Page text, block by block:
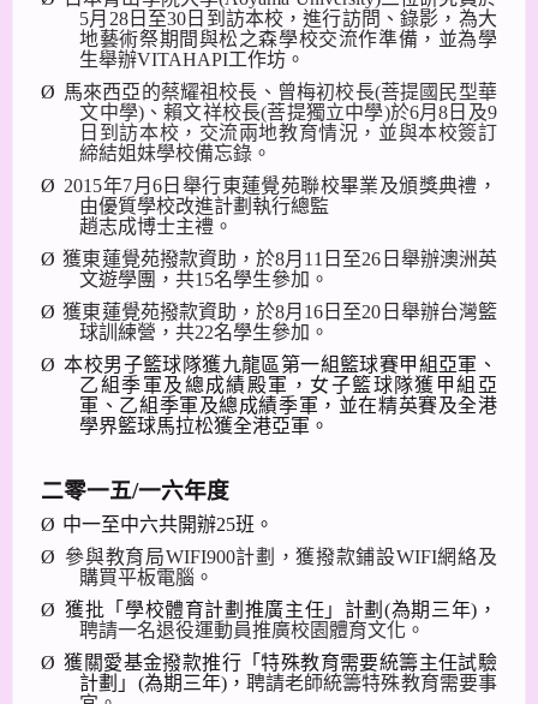
5月 28日至30 日到訪本校，進行訪問、錄影，為大
地藝術祭期間與松之森學校交流作準備，並為學
生舉辦VITAHAPI工作坊。
Ø 馬來西亞的蔡耀祖校長、 曾梅初校長(菩提國民型華
文中學)、賴文祥校長(菩提獨立中學)於6月8 日及9
日到訪本校，交流兩地教育情況，並與本校簽訂
締結姐妹學校備忘錄。
Ø 2015年7月6 日舉行東蓮覺苑聯校畢業及頒獎典禮，
由優質學校改進計劃執行總監
趙志成博士主禮。
Ø 獲東蓮覺苑撥款資助，於8月 11 日至26 日舉辦澳洲英
文遊學團，共15名學生參加。
Ø 獲東蓮覺苑撥款資助，於8月 16 日至20 日舉辦台灣籃
球訓練營，共22名學生參加。
Ø 本校男子籃球隊獲九龍區第一組籃球賽甲組亞軍、
乙組季軍及總成績殿軍，女子籃球隊獲甲組亞
軍、乙組季軍及總成績季軍，並在精英賽及全港
學界籃球馬拉松獲全港亞軍。
二零一五/一六年度
Ø 中一至中六共開辦25班。
Ø 參與教育局WIFI900計劃，獲撥款鋪設WIFI網絡及
購買平板電腦。
Ø 獲批 「學校體育計劃推廣主任」計劃(為期三年) ，
聘請一名退役運動員推廣校園體育文化。
Ø 獲關愛基金撥款推行「特殊教育需要統籌主任試驗
計劃」 (為期三年)，聘請老師統籌特殊教育需要事